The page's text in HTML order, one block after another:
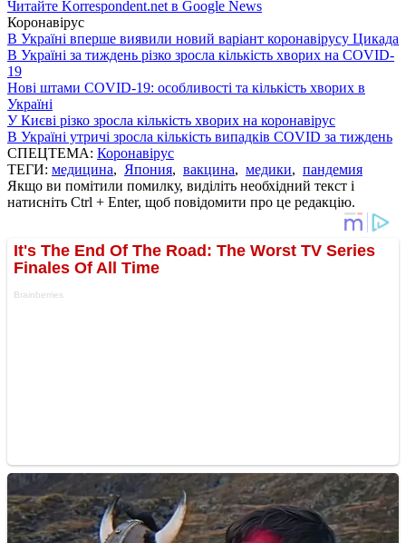
Читайте Korrespondent.net в Google News
Коронавірус
В Україні вперше виявили новий варіант коронавірусу Цикада
В Україні за тиждень різко зросла кількість хворих на COVID-
19
Нові штами COVID-19: особливості та кількість хворих в
Україні
У Києві різко зросла кількість хворих на коронавірус
В Україні утричі зросла кількість випадків COVID за тиждень
СПЕЦТЕМА: Коронавірус
ТЕГИ: медицина, Япония, вакцина, медики, пандемия
Якщо ви помітили помилку, виділіть необхідний текст і
натисніть Ctrl + Enter, щоб повідомити про це редакцію.